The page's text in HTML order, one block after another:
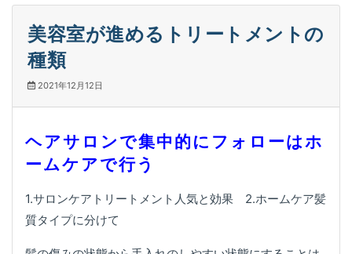
美容室が進めるトリートメントの
種類
2021年12月12日
ヘアサロンで集中的にフォローはホ
ームケアで行う
1.サロンケアトリートメント人気と効果 2.ホームケア髪
質タイプに分けて